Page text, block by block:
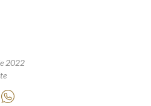
da Zênite
Privacidade
Titulares de Dados
(contato)
2022